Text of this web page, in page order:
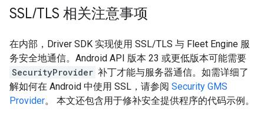
SSL/TLS 相关注意事项
在内部，Driver SDK 实现使用 SSL/TLS 与 Fleet Engine 服
务安全地通信。Android API 版本 23 或更低版本可能需要
SecurityProvider 补丁才能与服务器通信。如需详细了
解如何在 Android 中使用 SSL，请参阅 Security GMS
Provider。 本文还包含用于修补安全提供程序的代码示例。